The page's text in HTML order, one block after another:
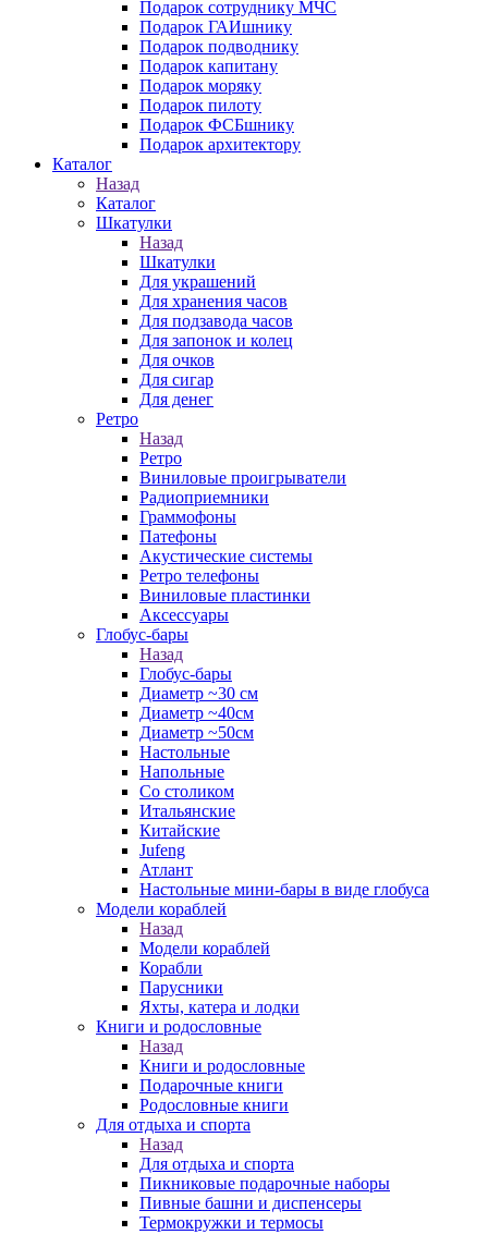
Подарок сотруднику МЧС
Подарок ГАИшнику
Подарок подводнику
Подарок капитану
Подарок моряку
Подарок пилоту
Подарок ФСБшнику
Подарок архитектору
Каталог
Назад
Каталог
Шкатулки
Назад
Шкатулки
Для украшений
Для хранения часов
Для подзавода часов
Для запонок и колец
Для очков
Для сигар
Для денег
Ретро
Назад
Ретро
Виниловые проигрыватели
Радиоприемники
Граммофоны
Патефоны
Акустические системы
Ретро телефоны
Виниловые пластинки
Аксессуары
Глобус-бары
Назад
Глобус-бары
Диаметр ~30 см
Диаметр ~40см
Диаметр ~50см
Настольные
Напольные
Со столиком
Итальянские
Китайские
Jufeng
Атлант
Настольные мини-бары в виде глобуса
Модели кораблей
Назад
Модели кораблей
Корабли
Парусники
Яхты, катера и лодки
Книги и родословные
Назад
Книги и родословные
Подарочные книги
Родословные книги
Для отдыха и спорта
Назад
Для отдыха и спорта
Пикниковые подарочные наборы
Пивные башни и диспенсеры
Термокружки и термосы